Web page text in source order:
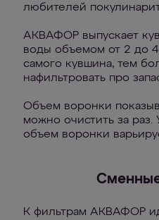
любителей
АКВАФОР выпускает
воды объемом от 2 до
самого кувшина, тем
нафильтровать про
Объем воронки
можно очистить за
объем воронки
К фильтрам АКВАФОР